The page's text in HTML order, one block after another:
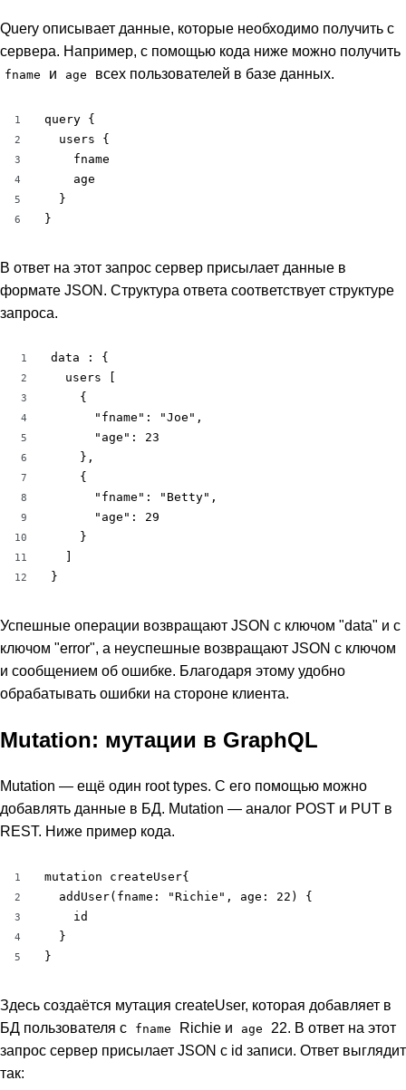
Query описывает данные, которые необходимо получить с
сервера. Например, с помощью кода ниже можно получить
fname и age всех пользователей в базе данных.
1
2
3
4
5
6
query {
  users {
    fname
    age
  }
}
В ответ на этот запрос сервер присылает данные в
формате JSON. Структура ответа соответствует структуре
запроса.
1
2
3
4
5
6
7
8
9
10
11
12
data : {
  users [
    {
      "fname": "Joe",
      "age": 23
    },
    {
      "fname": "Betty",
      "age": 29
    }
}
Успешные операции возвращают JSON с ключом "data" и с
ключом "error", а неуспешные возвращают JSON с ключом
и сообщением об ошибке. Благодаря этому удобно
обрабатывать ошибки на стороне клиента.
Mutation: мутации в GraphQL
Mutation — ещё один root types. С его помощью можно
добавлять данные в БД. Mutation — аналог POST и PUT в
REST. Ниже пример кода.
1
2
3
4
5
mutation createUser{
  addUser(fname: "Richie", age: 22) {
    id
  }
}
Здесь создаётся мутация createUser, которая добавляет в
БД пользователя с
fname Richie и age
22. В ответ на этот
запрос сервер присылает JSON с id записи. Ответ выглядит
так: